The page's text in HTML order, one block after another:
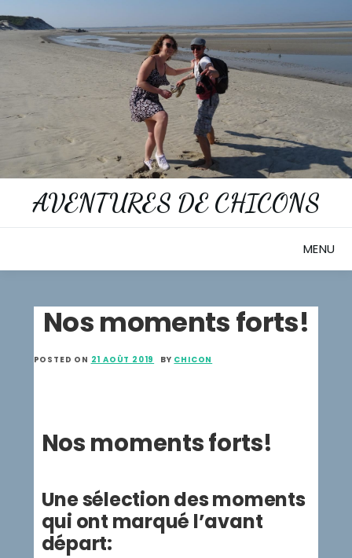
to
content
AVENTURES DE CHICONS
MENU
Nos moments forts!
POSTED ON 21 AOÛT 2019 BY CHICON
Nos moments forts!
Une sélection des moments
qui ont marqué l’avant
départ: